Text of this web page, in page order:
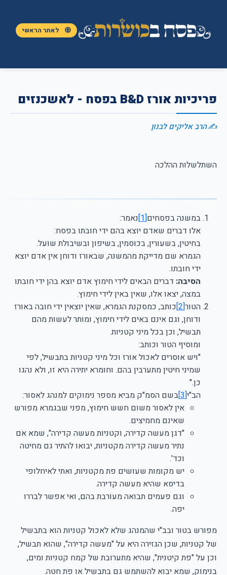
לאתר הראשי
פריכיות אורז B&D בפסח - לאשכנזים
הרב אליקים לבנון
השתלשלות ההלכה
במשנה בפסחים[1] נאמר:
אלו דברים שאדם יוצא בהם ידי חובתו בפסח:
בחיטין, בשעורין, בכוסמין, בשיפון ובשיבולת שועל.
הגמרא שם מדייקת מהמשנה, שבאורז ודוחן אין אדם יוצא
ידי חובתו.
הסיבה: דברים הבאים לידי חימוץ אדם יוצא בהן ידי חובתו
במצה, יצאו אלו, שאין באין לידי חימוץ.
הטור[2] כותב, כמסקנת הגמרא, שאין יוצאין ידי חובה באורז
ודוחן, וגם אינם באים לידי חימוץ, ומותר לעשות מהם
תבשיל, וכן בכל מיני קטניות.
ומוסיף הטור וכותב:
"ויש אוסרים לאכול אורז וכל מיני קטניות בתבשיל, לפי
שמיני חיטין מתערבין בהם. וחומרא יתירה היא זו, ולא נהגו
כן."
הב"י[3] בשם הסמ"ק מביא מספר נימוקים למנהג לאסור:
אין לאסור משום חשש חימוץ, מפני שבגמרא מפורש
שאינם מחמיצים.
"דגן מעשה קדירה, וקטניות מעשה קדירה", שמא אם
נתיר מעשה קדירה מקטניות, יבואו להתיר גם מחיטה
וכד'.
יש מקומות שעושים פת מקטניות, ואתי לאיחלופי
בדיסא שהיא מעשה קדירה.
וגם פעמים תבואה מעורבת בהם, ואי אפשר לבררו
יפה.
מפורש בטור ובב"י שהמנהג שלא לאכול קטניות הוא בתבשיל
של קטניות, שכן הגזירה היא על "מעשה קדירה", שהוא תבשיל,
וכן על "פת קיטנית", שהיא מתערובת של קמח קטניות ומים,
בנימוק, שמא יבוא להשתמש גם בתבשיל או פת חטה.